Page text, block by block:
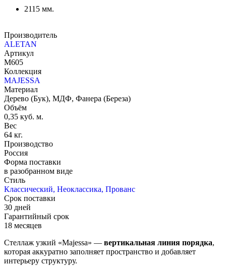
2115 мм.
Производитель
ALETAN
Артикул
М605
Коллекция
MAJESSA
Материал
Дерево (Бук), МДФ, Фанера (Береза)
Объём
0,35 куб. м.
Вес
64 кг.
Производство
Россия
Форма поставки
в разобранном виде
Стиль
Классический, Неоклассика, Прованс
Срок поставки
30 дней
Гарантийный срок
18 месяцев
Стеллаж узкий «Majessa» — вертикальная линия порядка,
которая аккуратно заполняет пространство и добавляет
интерьеру структуру.